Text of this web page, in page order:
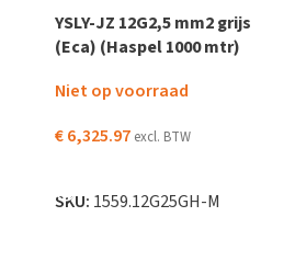
YSLY-JZ 12G2,5 mm2 grijs
(Eca) (Haspel 1000 mtr)
Niet op voorraad
€6,325.97 excl. BTW
SKU: 1559.12G25GH-M